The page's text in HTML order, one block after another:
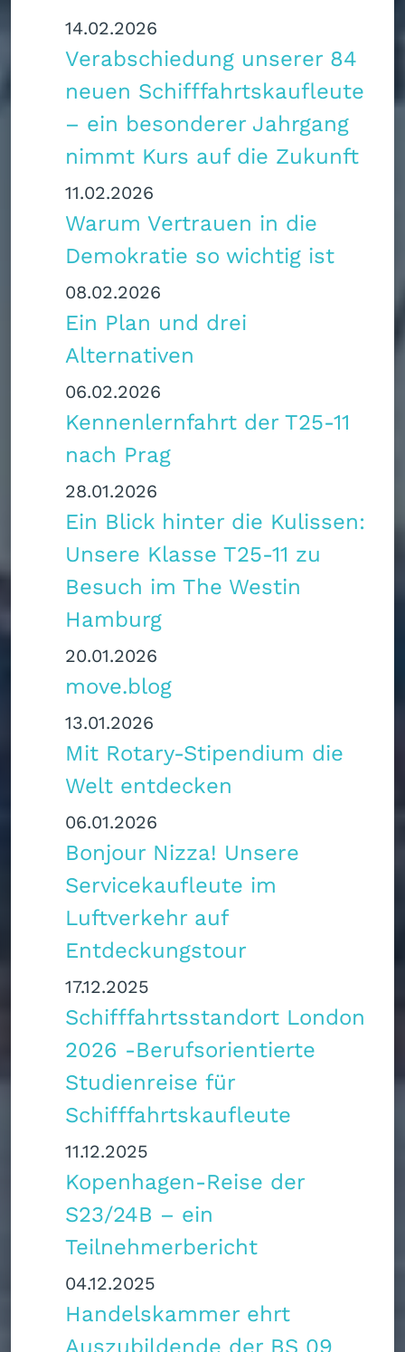
04.12.2025
Handelskammer ehrt
Auszubildende der BS 09
11.12.2025
Kopenhagen-Reise der
S23/24B – ein
Teilnehmerbericht
17.12.2025
Schifffahrtsstandort London
2026 -Berufsorientierte
Studienreise für
Schifffahrtskaufleute
06.01.2026
Bonjour Nizza! Unsere
Servicekaufleute im
Luftverkehr auf
Entdeckungstour
13.01.2026
Mit Rotary-Stipendium die
Welt entdecken
20.01.2026
move.blog
28.01.2026
Ein Blick hinter die Kulissen:
Unsere Klasse T25‑11 zu
Besuch im The Westin
Hamburg
06.02.2026
Kennenlernfahrt der T25-11
nach Prag
08.02.2026
Ein Plan und drei
Alternativen
11.02.2026
Warum Vertrauen in die
Demokratie so wichtig ist
14.02.2026
Verabschiedung unserer 84
neuen Schifffahrtskaufleute
– ein besonderer Jahrgang
nimmt Kurs auf die Zukunft